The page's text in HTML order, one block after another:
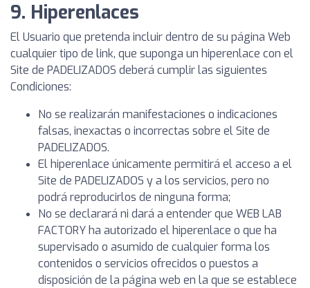
9. Hiperenlaces
El Usuario que pretenda incluir dentro de su página Web
cualquier tipo de link, que suponga un hiperenlace con el
Site de PADELIZADOS deberá cumplir las siguientes
Condiciones:
No se realizarán manifestaciones o indicaciones
falsas, inexactas o incorrectas sobre el Site de
PADELIZADOS.
El hiperenlace únicamente permitirá el acceso a el
Site de PADELIZADOS y a los servicios, pero no
podrá reproducirlos de ninguna forma;
No se declarará ni dará a entender que WEB LAB
FACTORY ha autorizado el hiperenlace o que ha
supervisado o asumido de cualquier forma los
contenidos o servicios ofrecidos o puestos a
disposición de la página web en la que se establece